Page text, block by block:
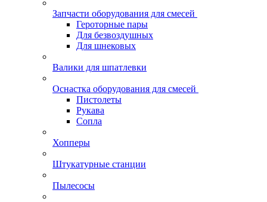
Запчасти оборудования для смесей
Героторные пары
Для безвоздушных
Для шнековых
Валики для шпатлевки
Оснастка оборудования для смесей
Пистолеты
Рукава
Сопла
Хопперы
Штукатурные станции
Пылесосы